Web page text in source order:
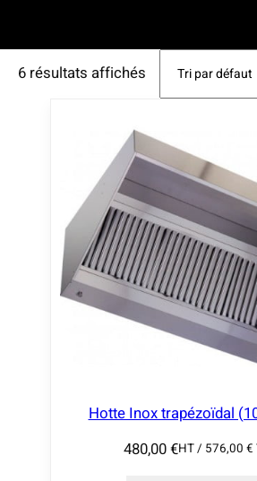
6 résultats affichés
Hotte Inox trapézoïdal
480,00€HT / 576,00 €